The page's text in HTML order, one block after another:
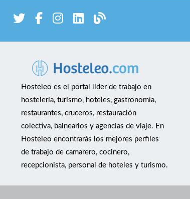
Hosteleo es el portal líder de trabajo en
hostelería, turismo, hoteles, gastronomía,
restaurantes, cruceros, restauración
colectiva, balnearios y agencias de viaje. En
Hosteleo encontrarás los mejores perfiles
de trabajo de camarero, cocinero,
recepcionista, personal de hoteles y turismo.